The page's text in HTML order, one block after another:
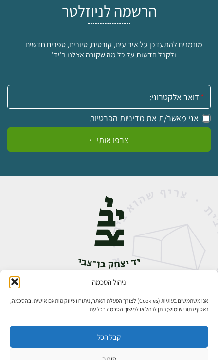
ניהול הסכמה
אנו משתמשים בעוגיות (Cookies) לצורך הפעלת האתר, ניתוח ושיווק מותאם אישית. בהסכמה,
נאסוף נתוני שימוש; ניתן לנהל או למשוך הסכמה בכל עת.
קבל הכל
הרשמה לניוזלטר
מוזמנים להתעדכן על אירועים, קורסים, סיורים, ספרים חדשים
ולקבל חדשות על כל מה שקורה אצלנו ב'יד'
אימייל:
אני מאשר/ת את מדיניות הפרטיות
צרפו אותי
אבן גבירול 14, רחביה, ירושלים